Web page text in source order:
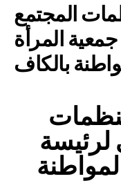
المجتمع
المرأة
بالكاف
لرئيسة